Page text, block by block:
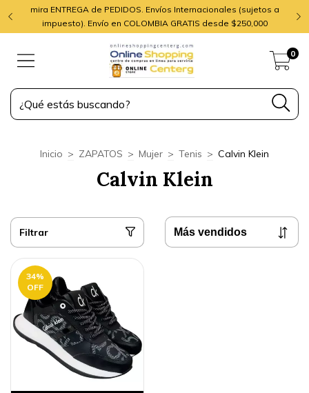
mira ENTREGA de PEDIDOS. Envíos Internacionales (sujetos a
impuesto). Envío en COLOMBIA GRATIS desde $250,000
0
Inicio > ZAPATOS > Mujer > Tenis > Calvin Klein
Calvin Klein
Filtrar
34%
OFF